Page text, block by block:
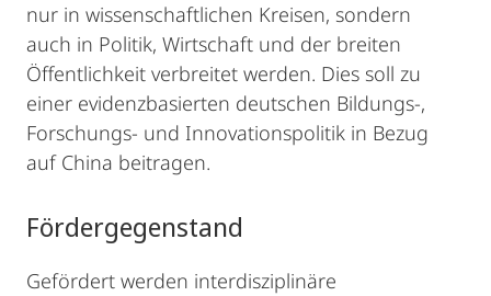
nur in wissenschaftlichen Kreisen, sondern
auch in Politik, Wirtschaft und der breiten
Öffentlichkeit verbreitet werden. Dies soll zu
einer evidenzbasierten deutschen Bildungs-,
Forschungs- und Innovationspolitik in Bezug
auf China beitragen.
Fördergegenstand
Gefördert werden interdisziplinäre